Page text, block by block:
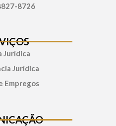
8726
Jurídica
Jurídica
Empregos